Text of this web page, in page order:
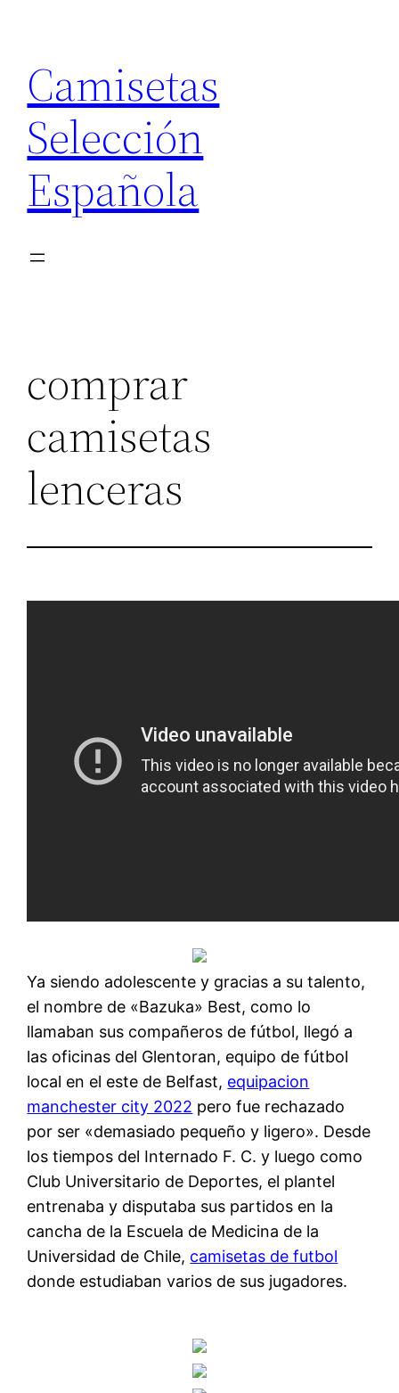
contenido
Camisetas
Selección
Española
comprar
camisetas
lenceras
Ya siendo adolescente y gracias a su talento,
el nombre de «Bazuka» Best, como lo
llamaban sus compañeros de fútbol, llegó a
las oficinas del Glentoran, equipo de fútbol
local en el este de Belfast, equipacion
manchester city 2022 pero fue rechazado
por ser «demasiado pequeño y ligero». Desde
los tiempos del Internado F. C. y luego como
Club Universitario de Deportes, el plantel
entrenaba y disputaba sus partidos en la
cancha de la Escuela de Medicina de la
Universidad de Chile, camisetas de futbol
donde estudiaban varios de sus jugadores.